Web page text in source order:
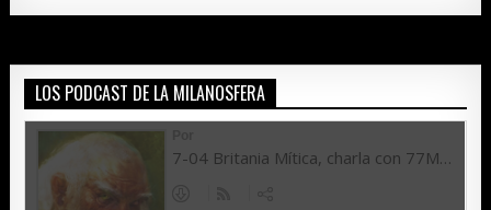
LOS PODCAST DE LA MILANOSFERA